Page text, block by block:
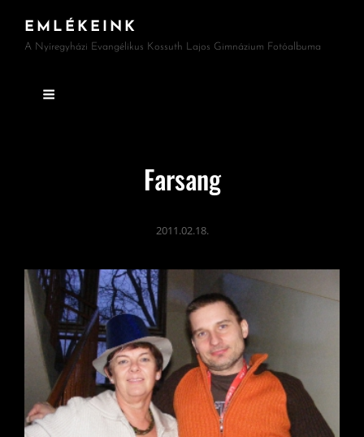
EMLÉKEINK
A Nyíregyházi Evangélikus Kossuth Lajos Gimnázium Fotóalbuma
Farsang
2011.02.18.